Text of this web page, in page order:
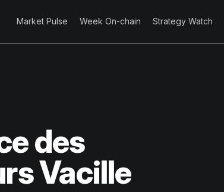
Market Pulse Week On-chain Strategy Watch
des
Vacille